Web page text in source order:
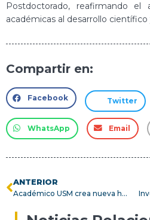
Postdoctorado, reafirmando
académicas al desarrollo
Compartir en:
Facebook Twitter
WhatsApp Email
ANTERIOR
Académico USM crea nueva herramienta para certificar mieles endémicas evitando fraudes